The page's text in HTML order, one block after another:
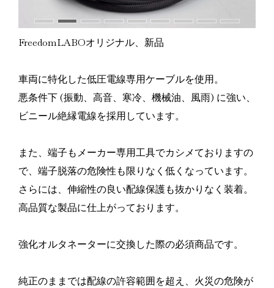
FreedomLABOオリジナル、新品
車両に特化した低圧電線専用ケーブルを使用。
悪条件下 (振動、高音、寒冷、機械油、風雨) に強い、
ビニール絶縁電線を採用しています。
また、端子もメーカー専用工具でカシメておりますの
で、端子脱落の危険性も限りなく低くなっています。
さらには、伸縮性の良い配線保護も抜かりなく装着。
高品質な製品に仕上がっております。
強化オルタネーターに交換した際の必須商品です。
純正のままでは配線の許容範囲を超え、火災の危険が